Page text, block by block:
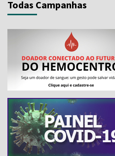
Todas Campanhas